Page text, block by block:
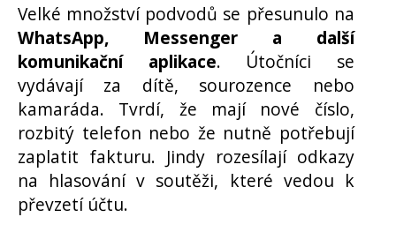
Velké množství podvodů se přesunulo na
WhatsApp, Messenger a další
komunikační aplikace. Útočníci se
vydávají za dítě, sourozence nebo
kamaráda. Tvrdí, že mají nové číslo,
rozbitý telefon nebo že nutně potřebují
zaplatit fakturu. Jindy rozesílají odkazy
na hlasování v soutěži, které vedou k
převzetí účtu.